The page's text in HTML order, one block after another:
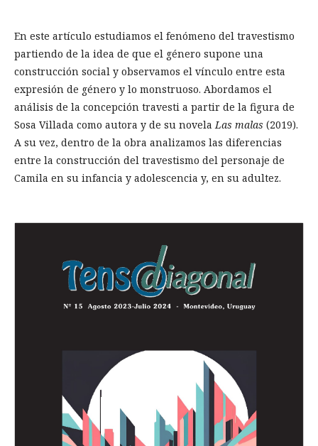
En este artículo estudiamos el fenómeno del travestismo
partiendo de la idea de que el género supone una
construcción social y observamos el vínculo entre esta
expresión de género y lo monstruoso. Abordamos el
análisis de la concepción travesti a partir de la figura de
Sosa Villada como autora y de su novelaLas malas (2019).
A su vez, dentro de la obra analizamos las diferencias
entre la construcción del travestismo del personaje de
Camila en su infancia y adolescencia y, en su adultez.